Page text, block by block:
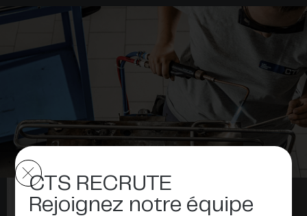
CTS RECRUTE
Rejoignez notre équipe